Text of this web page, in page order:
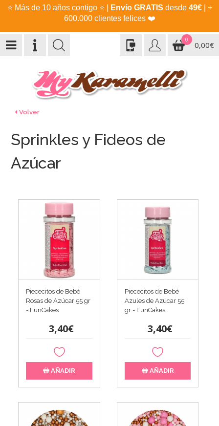
⭐ Más de 10 años contigo ⭐ Envío GRATIS desde 49€| +
600.000 clientes felices ❤️
0
0,00€
Volver
Sprinkles y Fideos de
Azúcar
Piececitos de Bebé
Rosas de Azúcar 55 gr
- FunCakes
3,40€
AÑADIR
Piececitos de Bebé
Azules de Azúcar 55
gr - FunCakes
3,40€
AÑADIR